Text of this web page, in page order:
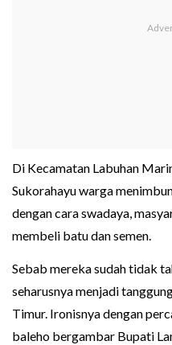
Di Kecamatan Labuhan
Sukorahayu warga
dengan cara swadaya,
membeli batu dan semen.
Sebab mereka sudah tidak
seharusnya menjadi
Timur. Ironisnya dengan
baleho bergambar Bupati